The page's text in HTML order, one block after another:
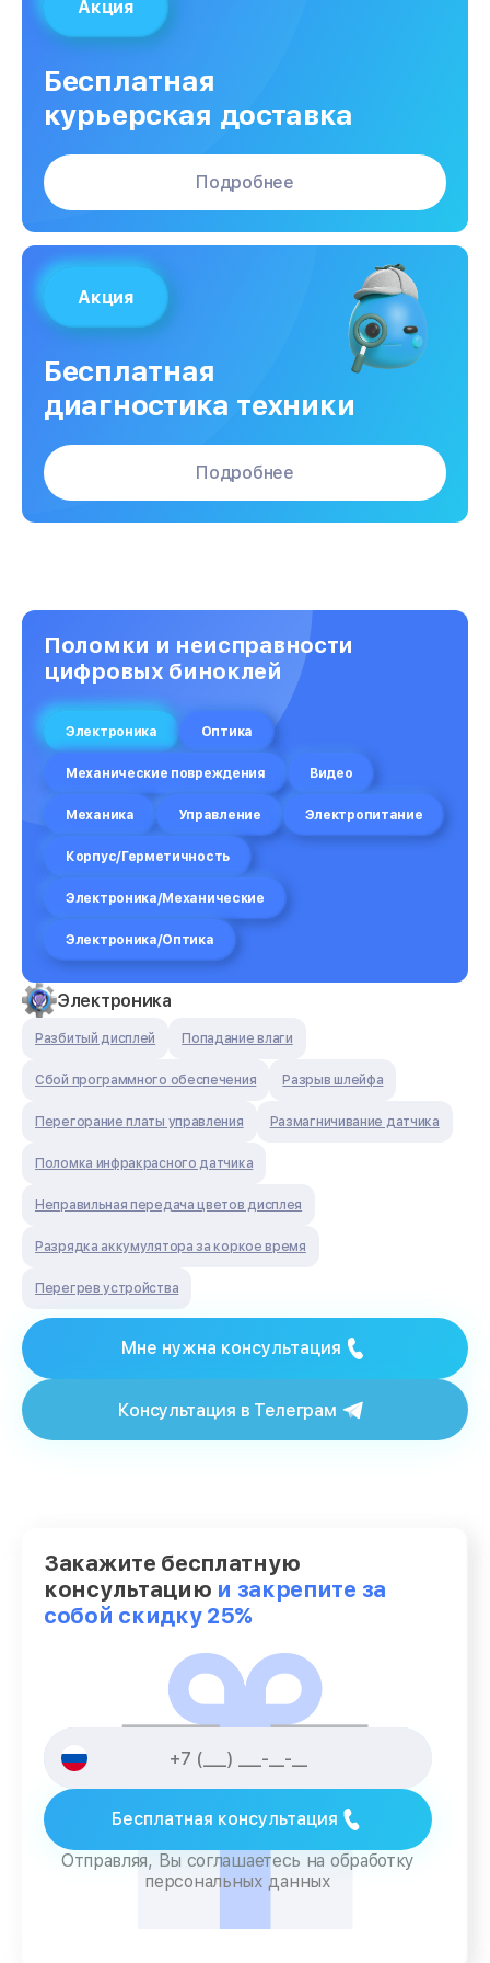
Акция
Бесплатная
курьерская доставка
Подробнее
Акция
Бесплатная
диагностика техники
Подробнее
Поломки и неисправности
цифровых биноклей
Электроника Оптика
Механические повреждения Видео
Механика Управление Электропитание
Корпус/Герметичность
Электроника/Механические
Электроника/Оптика
Электроника
Разбитый дисплей Попадание влаги
Сбой программного обеспечения Разрыв шлейфа
Перегорание платы управления Размагничивание датчика
Поломка инфракрасного датчика
Неправильная передача цветов дисплея
Разрядка аккумулятора за коркое время
Перегрев устройства
Мне нужна консультация
Консультация в Телеграм
Закажите бесплатную
консультацию и закрепите за
собой скидку 25%
Бесплатная консультация
Отправляя, Вы соглашаетесь на обработку
персональных данных